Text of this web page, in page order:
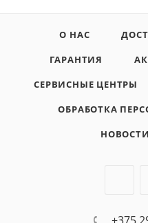
О НАС
ГАРАНТИЯ
СЕРВИСНЫЕ ЦЕНТРЫ
ОБРАБОТКА
НОВОСТИ